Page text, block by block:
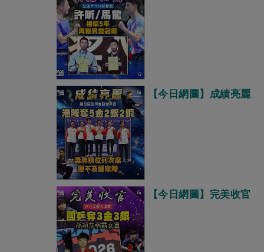
【今日網圖】成績亮麗
【今日網圖】完美收官